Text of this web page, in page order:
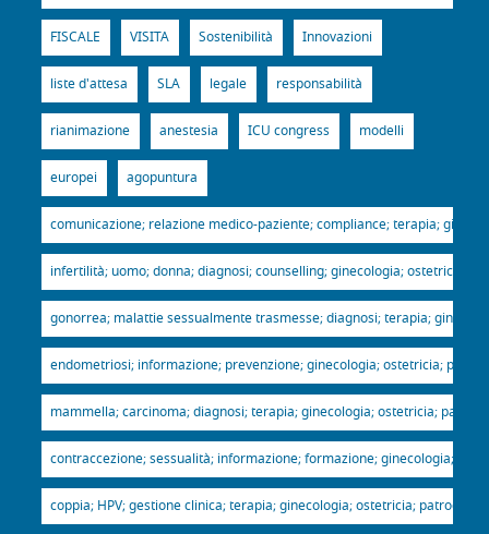
FISCALE VISITA Sostenibilità Innovazioni
liste d'attesa SLA legale responsabilità
rianimazione anestesia ICU congress modelli
europei agopuntura
comunicazione; relazione medico-paziente; compliance; terapia;
infertilità; uomo; donna; diagnosi; counselling; ginecologia; ostetricia;
gonorrea; malattie sessualmente trasmesse; diagnosi; terapia;
endometriosi; informazione; prevenzione; ginecologia; ostetricia;
mammella; carcinoma; diagnosi; terapia; ginecologia; ostetricia;
contraccezione; sessualità; informazione; formazione; ginecologia;
coppia; HPV; gestione clinica; terapia; ginecologia; ostetricia;